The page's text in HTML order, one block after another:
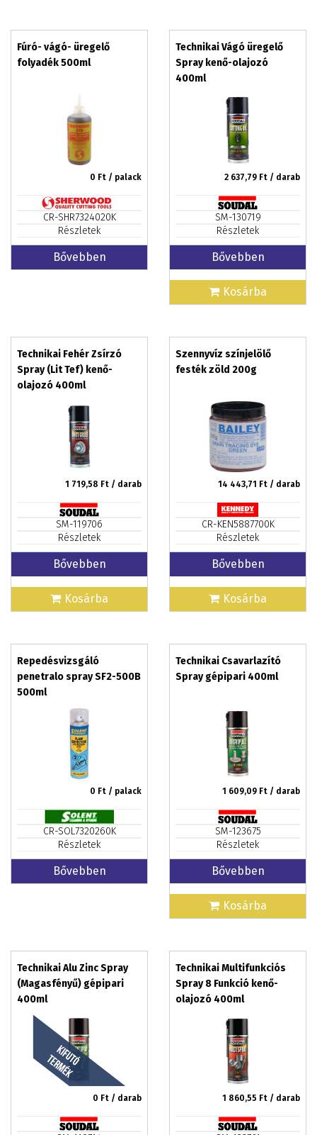
Fúró- vágó- üregelő
folyadék 500ml
0 Ft / palack
CR-SHR7324020K
Részletek
Bővebben
Technikai Vágó üregelő
Spray kenő-olajozó
400ml
2 637,79 Ft / darab
SM-130719
Részletek
Bővebben
Kosárba
Technikai Fehér Zsírzó
Spray (Lit Tef) kenő-
olajozó 400ml
1 719,58 Ft / darab
SM-119706
Részletek
Bővebben
Kosárba
Szennyvíz színjelölő
festék zöld 200g
14 443,71 Ft / darab
CR-KEN5887700K
Részletek
Bővebben
Kosárba
Repedésvizsgáló
penetralo spray SF2-500B
500ml
0 Ft / palack
CR-SOL7320260K
Részletek
Bővebben
Technikai Csavarlazító
Spray gépipari 400ml
1 609,09 Ft / darab
SM-123675
Részletek
Bővebben
Kosárba
Technikai Alu Zinc Spray
(Magasfényű) gépipari
400ml
0 Ft / darab
Technikai Multifunkciós
Spray 8 Funkció kenő-
olajozó 400ml
1 860,55 Ft / darab